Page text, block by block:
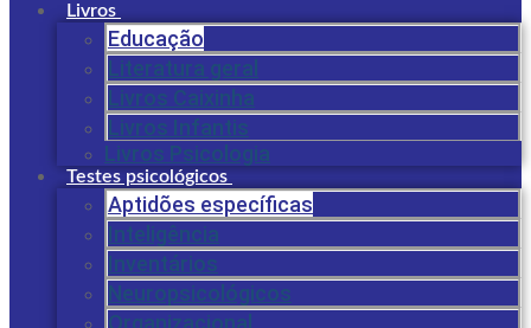
Livros
Educação
Literatura geral
Livros Caixinha
Livros Infantis
Livros Psicologia
Testes psicológicos
Aptidões específicas
Inteligência
Inventários
Neuropsicológicos
Organizacional